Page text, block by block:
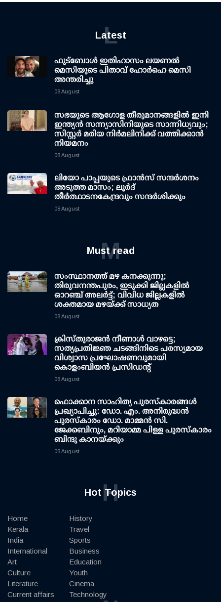
Latest
L
ഫുട്ബോൾ ഇതിഹാസം ലയണൽ
മെസിയുടെ പിതാവ് ഹോർഹെ മെസി
അന്തരിച്ചു
08 August
സഭയുടെ ആഗോള തീരുമാനങ്ങളിൽ ഇനി
ഇന്ത്യൻ സന്ന്യാസിനിയുടെ സാന്നിധ്യവും;
സിസ്റ്റർ മരിയ നിർമലിനിക്ക് വത്തിക്കാൻ
നിയമനം
08 August
ലിയോ പാപ്പയുടെ ഫ്രാൻസ് സന്ദർശനം
അടുത്ത മാസം; ലൂർദ്
തീർത്ഥാടനകേന്ദ്രവും സന്ദർശിക്കും
08 August
Must read
M
സംസ്ഥാനത്ത് മഴ കനക്കുന്നു;
തിരുവനന്തപുരം, ഇടുക്കി ജില്ലകളിൽ
ഓറഞ്ച് അലർട്ട്; വിവിധ ജില്ലകളിൽ
ശക്തമായ മഴയ്ക്ക് സാധ്യത
08 August
ക്രിസ്തുരാജൻ നീണാൾ വാഴട്ടെ;
സത്യപ്രതിജ്ഞ ചടങ്ങിനിടെ പരസ്യമായ
വിശ്വാസ പ്രഘോഷണവുമായി
കൊളംബിയൻ പ്രസിഡന്റ്
08 August
ഫൊക്കാന സാഹിത്യ പുരസ്‌കാരങ്ങള്‍
പ്രഖ്യാപിച്ചു: ഡോ. എം. അനിരുദ്ധന്‍
പുരസ്‌കാരം ഡോ. മാമ്മന്‍ സി.
ജേക്കബിനും, മറിയാമ്മ പിള്ള പുരസ്‌കാരം
ബിന്ദു കാനയ്ക്കും
08 August
Hot Topics
H
Home
Kerala
India
International
Art
Culture
Literature
Current affairs
History
Travel
Sports
Business
Education
Youth
Cinema
Technology